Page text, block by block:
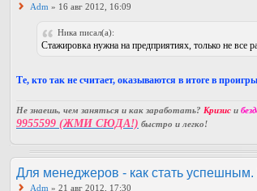
Adm » 16 авг 2012, 16:09
Ника писал(а):
Стажировка нужна на предприятиях, только не все
Те, кто так не считает, оказываются в итоге в
Не знаешь, чем заняться и как заработать? Кризис и
9955599 (ЖМИ СЮДА!) быстро и легко!
Для менеджеров - как стать успешным.
Adm » 21 авг 2012, 17:30